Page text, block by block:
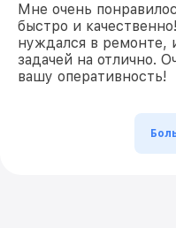
Мне очень
быстро и
нуждался в ремонте,
задачей на отлично.
вашу оперативность!